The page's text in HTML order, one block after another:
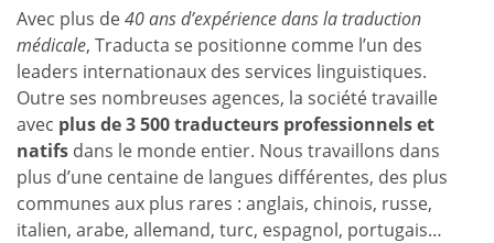
Avec plus de40 ans d’expérience dans la traduction
médicale, Traducta se positionne comme l’un des
leaders internationaux des services linguistiques.
Outre ses nombreuses agences, la société travaille
avec plus de 3 500 traducteurs professionnels et
natifs dans le monde entier. Nous travaillons dans
plus d’une centaine de langues différentes, des plus
communes aux plus rares : anglais, chinois, russe,
italien, arabe, allemand, turc, espagnol, portugais…